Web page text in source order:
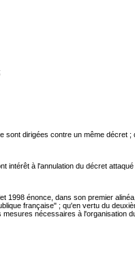
dirigées contre un même décret
intérêt à l'annulation du décret
énonce, dans son premier
française" ; qu'en vertu du
nécessaires à